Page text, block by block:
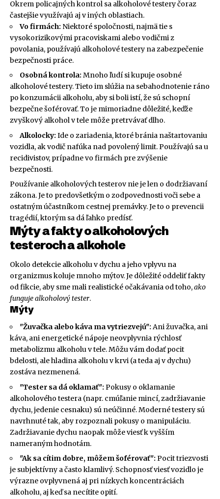
Okrem policajných kontrol sa alkoholové testery čoraz
častejšie využívajú aj v iných oblastiach.
Vo firmách: Niektoré spoločnosti, najmä tie s
vysokorizikovými pracoviskami alebo vodičmi z
povolania, používajú alkoholové testery na zabezpečenie
bezpečnosti práce.
Osobná kontrola: Mnoho ľudí si kupuje osobné
alkoholové testery. Tieto im slúžia na sebahodnotenie ráno
po konzumácii alkoholu, aby si boli istí, že sú schopní
bezpečne šoférovať. To je mimoriadne dôležité, keďže
zvyškový alkohol v tele môže pretrvávať dlho.
Alkolocky: Ide o zariadenia, ktoré bránia naštartovaniu
vozidla, ak vodič nafúka nad povolený limit. Používajú sa u
recidivistov, prípadne vo firmách pre zvýšenie
bezpečnosti.
Používanie alkoholových testerov nie je len o dodržiavaní
zákona. Je to predovšetkým o zodpovednosti voči sebe a
ostatným účastníkom cestnej premávky. Je to o prevencii
tragédií, ktorým sa dá ľahko predísť.
Mýty a fakty o alkoholových
testeroch a alkohole
Okolo detekcie alkoholu v dychu a jeho vplyvu na
organizmus koluje mnoho mýtov. Je dôležité oddeliť fakty
od fikcie, aby sme mali realistické očakávania od toho,ako
funguje alkoholový tester.
Mýty
"Žuvačka alebo káva ma vytriezvejú": Ani žuvačka, ani
káva, ani energetické nápoje neovplyvnia rýchlosť
metabolizmu alkoholu v tele. Môžu vám dodať pocit
bdelosti, ale hladina alkoholu v krvi (a teda aj v dychu)
zostáva nezmenená.
"Tester sa dá oklamať": Pokusy o oklamanie
alkoholového testera (napr. cmúľanie mincí, zadržiavanie
dychu, jedenie cesnaku) sú neúčinné. Moderné testery sú
navrhnuté tak, aby rozpoznali pokusy o manipuláciu.
Zadržiavanie dychu naopak môže viesť k vyšším
nameraným hodnotám.
"Ak sa cítim dobre, môžem šoférovať": Pocit triezvosti
je subjektívny a často klamlivý. Schopnosť viesť vozidlo je
výrazne ovplyvnená aj pri nízkych koncentráciách
alkoholu, aj keď sa necítite opití.